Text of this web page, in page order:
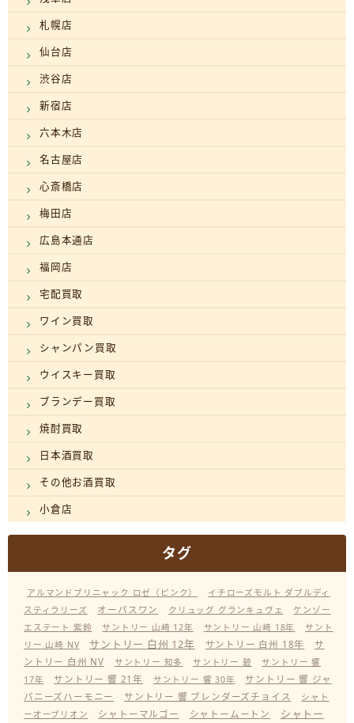
札幌店
仙台店
渋谷店
新宿店
六本木店
名古屋店
心斎橋店
梅田店
広島本通店
福岡店
宅配買取
ワイン買取
シャンパン買取
ウイスキー買取
ブランデー買取
焼酎買取
日本酒買取
その他お酒買取
小倉店
タグ
アルマンドブリニャック ロゼ（ピンク）
イチローズモルト ダブルディ
スティラリーズ
オーパスワン クリュッグ グランキュヴェ
ケンゾー
エステート 紫鈴
サントリー 山崎 12年 サントリー 山崎 18年
サント
リー 山崎 NV
サントリー 白州 12年 サントリー 白州 18年
サ
ントリー 白州 NV
サントリー 知多 サントリー 碧
サントリー 響
17年
サントリー 響 21年 サントリー 響 30年
サントリー 響 ジャ
パニーズハーモニー
サントリー 響 ブレンダーズチョイス
シャト
ーオーブリオン
シャトーマルゴー シャトームートン
シャトー